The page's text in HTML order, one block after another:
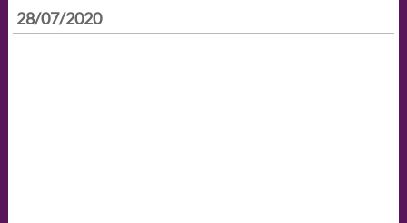
28/07/2020